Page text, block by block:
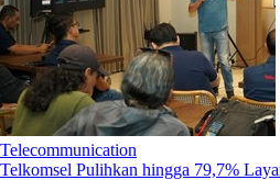
Telecommunication
Telkomsel Pulihkan hingga 79,7%